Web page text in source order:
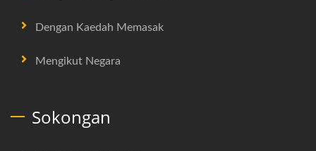
Dengan Kaedah Memasak
Mengikut Negara
Sokongan